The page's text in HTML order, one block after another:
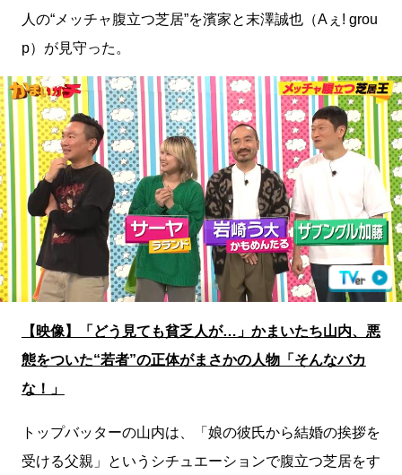
人の“メッチャ腹立つ芝居”を濱家と末澤誠也（Aぇ! grou
p）が見守った。
【映像】「どう見ても貧乏人が…」かまいたち山内、悪
態をついた“若者”の正体がまさかの人物「そんなバカ
な！」
トップバッターの山内は、「娘の彼氏から結婚の挨拶を
受ける父親」というシチュエーションで腹立つ芝居をす